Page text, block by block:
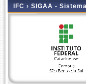
IFC › SIGAA -